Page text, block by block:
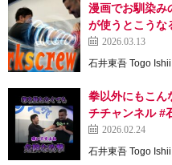
漫画でお馴染み
が使うとこうな
2026.03.13
石井東吾 Togo
拳以外にもこん
チチャンネル #
2026.02.24
石井東吾 Togo